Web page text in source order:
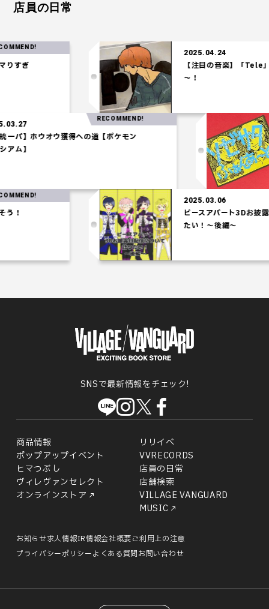
店員の日常
2025.04.24
【注目の音楽】「Tele」の時代が
～！
2025.03.27
【水統一パ】ホウオウ獲得への道【ポケモン
コロシアム】
RECOMMEND!
2025.03.06
ピースアパート3Dお披露目配信に
たい！～後編～
SNSで最新情報をチェック!
商品情報
リリイベ
ポップアップイベント
VVRECORDS
ヒマつぶし
店員の日常
ヴィレヴァンセレクト
店舗検索
オンラインストア
VILLAGE VANGUARD
MUSIC
お知らせ求人情報IR情報会社概要ご利用上の注意
プライバシーポリシーよくある質問お問い合わせ